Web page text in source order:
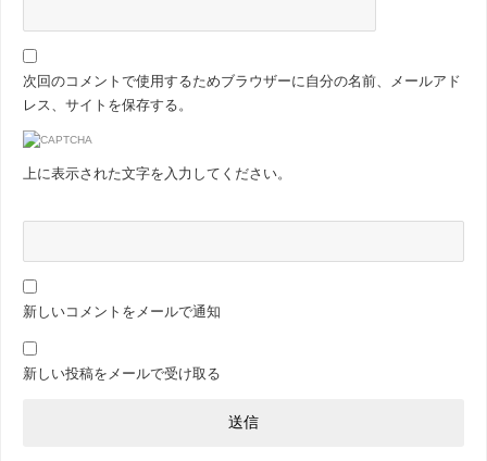
次回のコメントで使用するためブラウザーに自分の名前、メールアド
レス、サイトを保存する。
上に表示された文字を入力してください。
新しいコメントをメールで通知
新しい投稿をメールで受け取る